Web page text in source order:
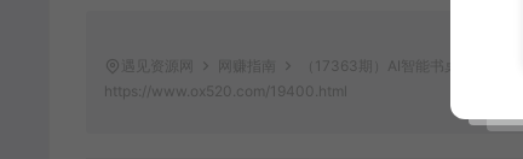
遇见资源网 网赚指南
（17363期）AI智能书桌搭建，构
https://www.ox520.com/19400.html